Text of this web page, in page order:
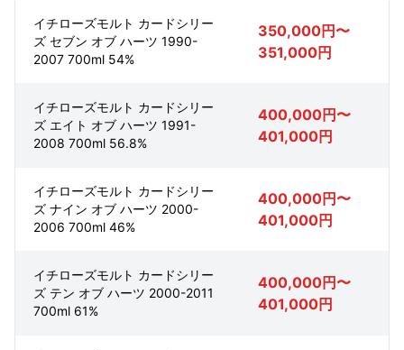
イチローズモルト カードシリー
ズ セブン オブ ハーツ 1990-
2007 700ml 54%
350,000円〜
351,000円
イチローズモルト カードシリー
ズ エイト オブ ハーツ 1991-
2008 700ml 56.8%
400,000円〜
401,000円
イチローズモルト カードシリー
ズ ナイン オブ ハーツ 2000-
2006 700ml 46%
400,000円〜
401,000円
イチローズモルト カードシリー
ズ テン オブ ハーツ 2000-2011
700ml 61%
400,000円〜
401,000円